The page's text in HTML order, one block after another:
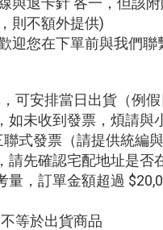
則不額外提供)
迎您在下單前與我們
可安排當日出貨（例
如未收到發票，煩請與
聯式發票（請提供統編
請先確認宅配地址是否
量，訂單金額超過
等於出貨商品